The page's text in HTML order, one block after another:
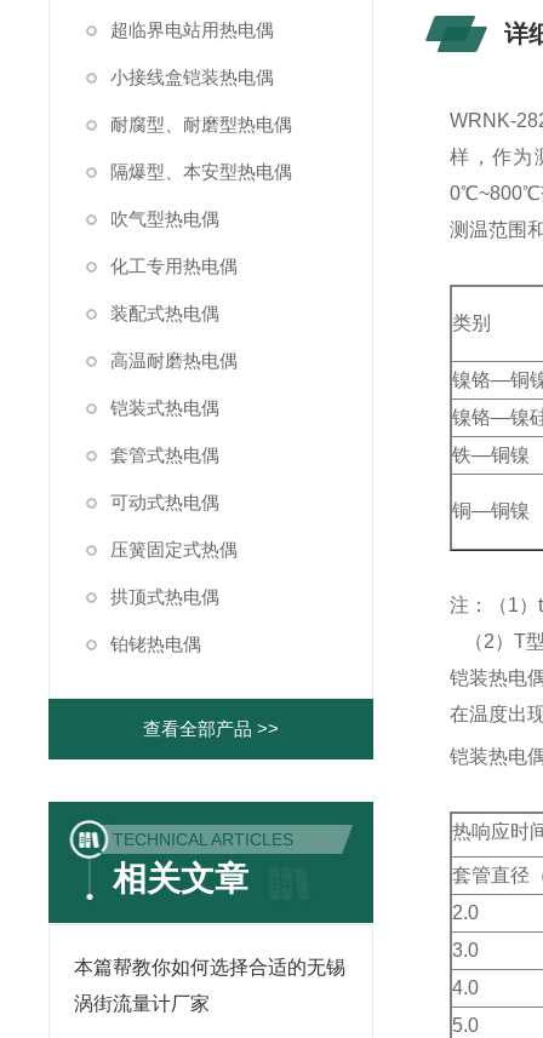
超临界电站用热电偶
小接线盒铠装热电偶
耐腐型、耐磨型热电偶
隔爆型、本安型热电偶
吹气型热电偶
化工专用热电偶
装配式热电偶
高温耐磨热电偶
铠装式热电偶
套管式热电偶
可动式热电偶
压簧固定式热偶
拱顶式热电偶
铂铑热电偶
查看全部产品 >>
TECHNICAL ARTICLES
相关文章
本篇帮教你如何选择合适的无锡
涡街流量计厂家
详
WRNK-
样，作为
0℃~800℃
测温范围
类别
镍铬—铜
镍铬—镍
铁—铜镍
铜—铜镍
注：（1
（2）T
铠装热电
在温度出
铠装热电
热响应时
套管直径
2.0
3.0
4.0
5.0